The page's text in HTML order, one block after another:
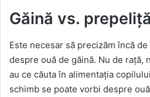
Găină vs. prepeliță
Este necesar să precizăm încă
despre ouă de găină. Nu de rață,
au ce căuta în alimentația
schimb se poate vorbi despre